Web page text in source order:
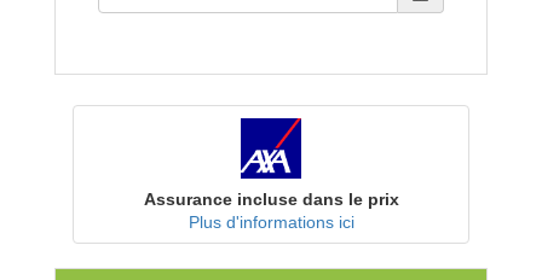
Assurance incluse dans le prix
Plus d'informations ici